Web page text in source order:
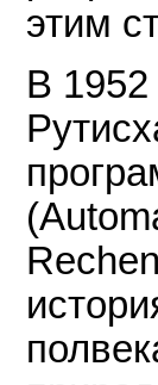
этим
В 1952